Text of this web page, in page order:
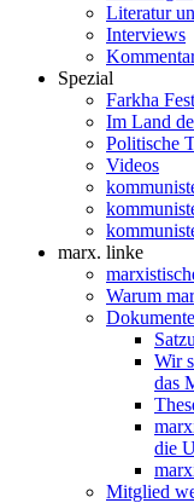
Literatur
Interviews
Spezial
Farkha
Im Land
Politische
Videos
marx. linke
Warum
Dokumente
Wir
das
die
Mitglied